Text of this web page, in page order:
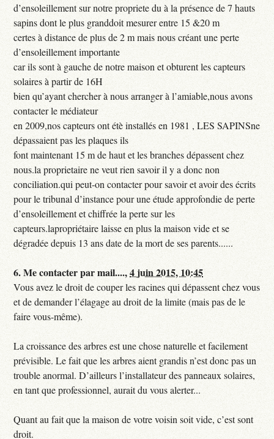
d’ensoleillement sur notre propriete du à la présence de 7 hauts
sapins dont le plus granddoit mesurer entre 15 &20 m
certes à distance de plus de 2 m mais nous créant une perte
d’ensoleillement importante
car ils sont à gauche de notre maison et obturent les capteurs
solaires à partir de 16H
bien qu’ayant chercher à nous arranger à l’amiable,nous avons
contacter le médiateur
en 2009,nos capteurs ont étè installés en 1981 , LES SAPINSne
dépassaient pas les plaques ils
font maintenant 15 m de haut et les branches dépassent chez
nous.la proprietaire ne veut rien savoir il y a donc non
conciliation.qui peut-on contacter pour savoir et avoir des écrits
pour le tribunal d’instance pour une étude approfondie de perte
d’ensoleillement et chiffrée la perte sur les
capteurs.lapropriétaire laisse en plus la maison vide et se
dégradée depuis 13 ans date de la mort de ses parents......
6.Me contacter par mail....,4 juin 2015, 10:45
Vous avez le droit de couper les racines qui dépassent chez vous
et de demander l’élagage au droit de la limite (mais pas de le
faire vous-même).
La croissance des arbres est une chose naturelle et facilement
prévisible. Le fait que les arbres aient grandis n’est donc pas un
trouble anormal. D’ailleurs l’installateur des panneaux solaires,
en tant que professionnel, aurait du vous alerter...
Quant au fait que la maison de votre voisin soit vide, c’est sont
droit.